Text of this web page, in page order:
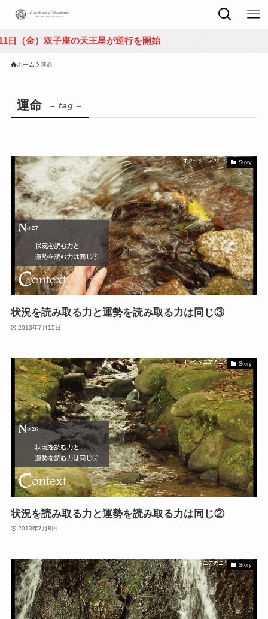
金）双子座の天王星が逆行を開始
ホーム 運命
運命 – tag –
Story
状況を読み取る力と運勢を読み取る力は同じ③
2013年7月15日
Story
状況を読み取る力と運勢を読み取る力は同じ②
2013年7月8日
Story